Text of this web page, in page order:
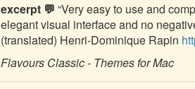
excerpt 💬 “Very easy to use and
elegant visual interface and no
(translated) Henri-Dominique Rapin
Flavours Classic - Themes for Mac